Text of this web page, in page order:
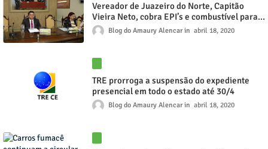
Vereador de Juazeiro do Norte, Capitão
Vieira Neto, cobra EPI’s e combustível para a
PolíciaMilitar
Blog do Amaury Alencar abril 18, 2020
TRE prorroga a suspensão do expediente
presencial em todo o estado até 30/4
Blog do Amaury Alencar abril 18, 2020